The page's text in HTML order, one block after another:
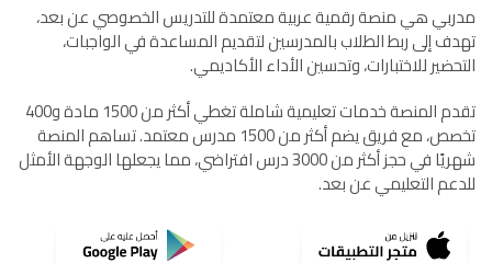
مدربي هي منصة رقمية عربية معتمدة للتدريس الخصوصي عن بعد،
تهدف إلى ربط الطلاب بالمدرسين لتقديم المساعدة في الواجبات،
التحضير للاختبارات، وتحسين الأداء الأكاديمي.
تقدم المنصة خدمات تعليمية شاملة تغطي أكثر من 1500 مادة و400
تخصص، مع فريق يضم أكثر من 1500 مدرس معتمد. تساهم المنصة
شهريًا في حجز أكثر من 3000 درس افتراضي، مما يجعلها الوجهة الأمثل
للدعم التعليمي عن بعد.